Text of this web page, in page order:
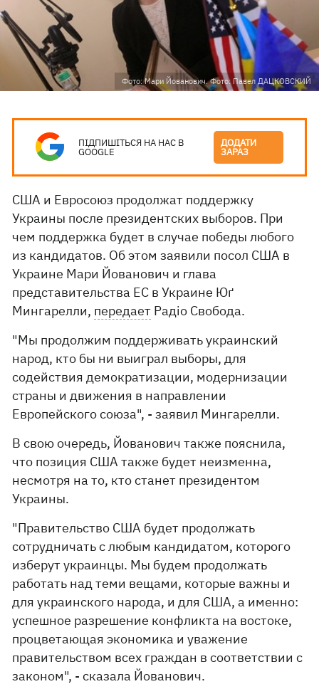
Фото: Мари Йованович. Фото: Павел ДАЦКОВСКИЙ
ПІДПИШІТЬСЯ НА НАС В
GOOGLE
ДОДАТИ
ЗАРАЗ
США и Евросоюз продолжат поддержку
Украины после президентских выборов. При
чем поддержка будет в случае победы любого
из кандидатов. Об этом заявили посол США в
Украине Мари Йованович и глава
представительства ЕС в Украине Юґ
Мингарелли, передает Радіо Свобода.
"Мы продолжим поддерживать украинский
народ, кто бы ни выиграл выборы, для
содействия демократизации, модернизации
страны и движения в направлении
Европейского союза", - заявил Мингарелли.
В свою очередь, Йованович также пояснила,
что позиция США также будет неизменна,
несмотря на то, кто станет президентом
Украины.
"Правительство США будет продолжать
сотрудничать с любым кандидатом, которого
изберут украинцы. Мы будем продолжать
работать над теми вещами, которые важны и
для украинского народа, и для США, а именно:
успешное разрешение конфликта на востоке,
процветающая экономика и уважение
правительством всех граждан в соответствии с
законом", - сказала Йованович.